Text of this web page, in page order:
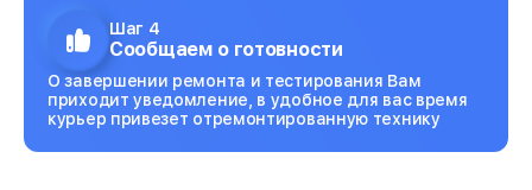
Шаг 4
Сообщаем о готовности
О завершении ремонта и тестирования Вам
приходит уведомление, в удобное для вас время
курьер привезет отремонтированную технику